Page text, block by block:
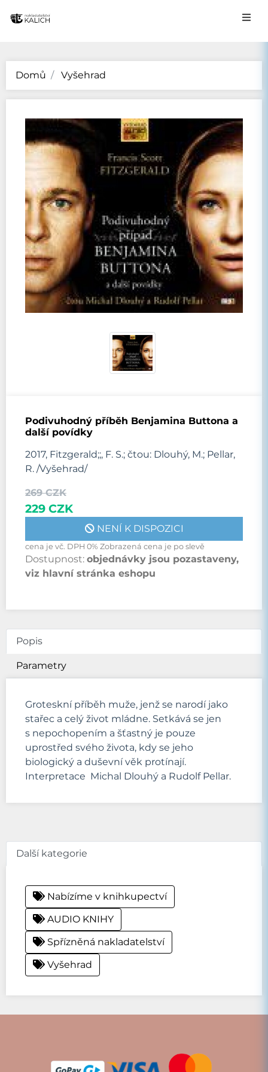
Domů Vyšehrad
Podivuhodný příběh Benjamina Buttona a
další povídky
2017, Fitzgerald;;, F. S.; čtou: Dlouhý, M.; Pellar,
R. /Vyšehrad/
269 CZK
229 CZK
NENÍ K DISPOZICI
cena je vč. DPH 0% Zobrazená cena je po slevě
Dostupnost: objednávky jsou pozastaveny,
viz hlavní stránka eshopu
Popis
Parametry
Groteskní příběh muže, jenž se narodí jako
stařec a celý život mládne. Setkává se jen
s nepochopením a šťastný je pouze
uprostřed svého života, kdy se jeho
biologický a duševní věk protínají.
Interpretace Michal Dlouhý a Rudolf Pellar.
Další kategorie
Nabízíme v knihkupectví
AUDIO KNIHY
Spřízněná nakladatelství
Vyšehrad